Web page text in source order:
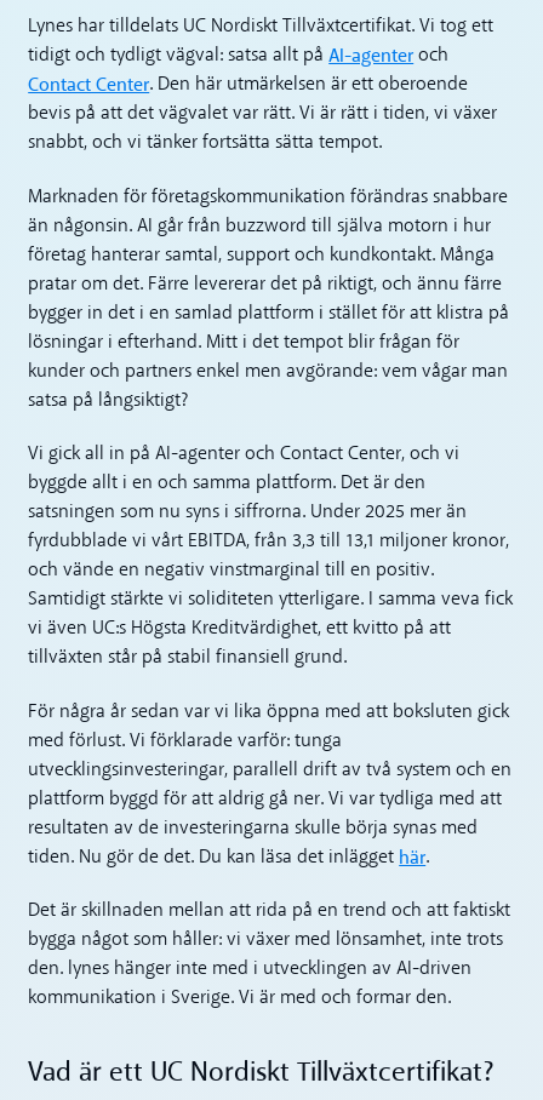
Lynes har tilldelats UC Nordiskt Tillväxtcertifikat. Vi tog ett
tidigt och tydligt vägval: satsa allt påAI-agenter och
Contact Center. Den här utmärkelsen är ett oberoende
bevis på att det vägvalet var rätt. Vi är rätt i tiden, vi växer
snabbt, och vi tänker fortsätta sätta tempot.
Marknaden för företagskommunikation förändras snabbare
än någonsin. AI går från buzzword till själva motorn i hur
företag hanterar samtal, support och kundkontakt. Många
pratar om det. Färre levererar det på riktigt, och ännu färre
bygger in det i en samlad plattform i stället för att klistra på
lösningar i efterhand. Mitt i det tempot blir frågan för
kunder och partners enkel men avgörande: vem vågar man
satsa på långsiktigt?
Vi gick all in på AI-agenter och Contact Center, och vi
byggde allt i en och samma plattform. Det är den
satsningen som nu syns i siffrorna. Under 2025 mer än
fyrdubblade vi vårt EBITDA, från 3,3 till 13,1 miljoner kronor,
och vände en negativ vinstmarginal till en positiv.
Samtidigt stärkte vi soliditeten ytterligare. I samma veva fick
vi även UC:s Högsta Kreditvärdighet, ett kvitto på att
tillväxten står på stabil finansiell grund.
För några år sedan var vi lika öppna med att boksluten gick
med förlust. Vi förklarade varför: tunga
utvecklingsinvesteringar, parallell drift av två system och en
plattform byggd för att aldrig gå ner. Vi var tydliga med att
resultaten av de investeringarna skulle börja synas med
tiden. Nu gör de det. Du kan läsa det inlägget här.
Det är skillnaden mellan att rida på en trend och att faktiskt
bygga något som håller: vi växer med lönsamhet, inte trots
den. lynes hänger inte med i utvecklingen av AI-driven
kommunikation i Sverige. Vi är med och formar den.
Vad är ett UC Nordiskt Tillväxtcertifikat?